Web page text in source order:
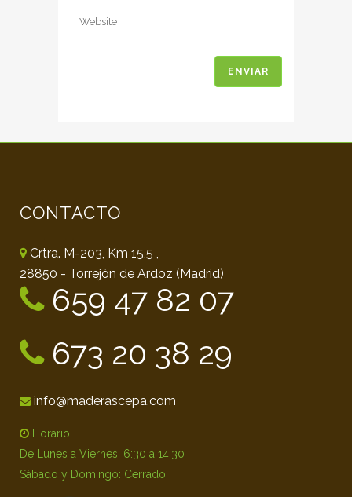
CONTACTO
Crtra. M-203, Km 15,5 ,
28850 - Torrejón de Ardoz (Madrid)
659 47 82 07
673 20 38 29
info@maderascepa.com
Horario:
De Lunes a Viernes: 6:30 a 14:30
Sábado y Domingo: Cerrado